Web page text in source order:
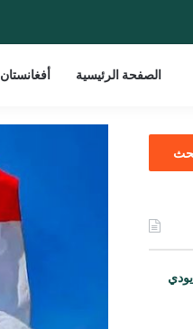
الصفحة الرئيسية أفغانستان